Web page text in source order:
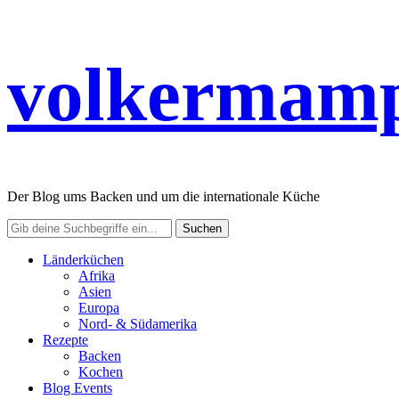
Der Blog ums Backen und um die internationale Küche
Länderküchen
Afrika
Asien
Europa
Nord- & Südamerika
Rezepte
Backen
Kochen
Blog Events